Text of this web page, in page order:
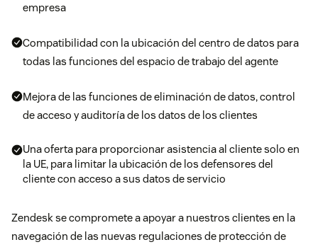
empresa
Compatibilidad con la ubicación del centro de datos para
todas las funciones del espacio de trabajo del agente
Mejora de las funciones de eliminación de datos, control
de acceso y auditoría de los datos de los clientes
Una oferta para proporcionar asistencia al cliente solo en
la UE, para limitar la ubicación de los defensores del
cliente con acceso a sus datos de servicio
Zendesk se compromete a apoyar a nuestros clientes en la
navegación de las nuevas regulaciones de protección de